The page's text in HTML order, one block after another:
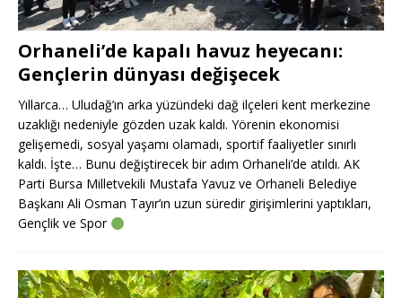
Orhaneli’de kapalı havuz heyecanı:
Gençlerin dünyası değişecek
Yıllarca… Uludağ’ın arka yüzündeki dağ ilçeleri kent merkezine
uzaklığı nedeniyle gözden uzak kaldı. Yörenin ekonomisi
gelişemedi, sosyal yaşamı olamadı, sportif faaliyetler sınırlı
kaldı. İşte… Bunu değiştirecek bir adım Orhaneli’de atıldı. AK
Parti Bursa Milletvekili Mustafa Yavuz ve Orhaneli Belediye
Başkanı Ali Osman Tayır’ın uzun süredir girişimlerini yaptıkları,
Gençlik ve Spor